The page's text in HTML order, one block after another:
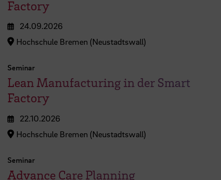
Factory
24.09.2026
Hochschule Bremen (Neustadtswall)
Seminar
Lean Manufacturing in der Smart
Factory
22.10.2026
Hochschule Bremen (Neustadtswall)
Seminar
Advance Care Planning